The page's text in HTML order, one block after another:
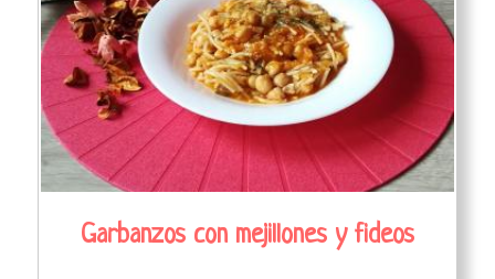
Garbanzos con mejillones y fideos